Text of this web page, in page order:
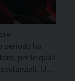
periodo ha
per le quali
Una